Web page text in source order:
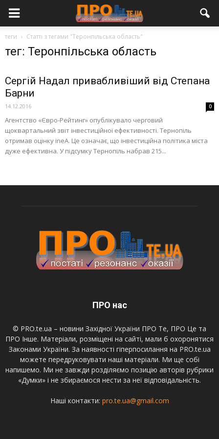
теги Статті з тегами "Теронпільська область"
тег: Теронпільська область
Сергій Надал привабливіший від Степана
Барни
14.12.2016 0
Агентство «Євро-Рейтинг» опублікувало черговий
щоквартальний звіт інвестиційної ефективності. Тернопіль
отримав оцінку ineA. Це означає, що інвестиційна політика міста
дуже ефективна. У підсумку Тернопіль набрав 215...
ПРО нас
© PRO.te.ua – новини Західної України ПРО Те, ПРО Це та
ПРО Інше. Матеріали, розміщені на сайті, мали б охоронятися
Законами України. За наявності гіперпосилання на PRO.te.ua
можете передруковувати наші матеріали. Ми ще собі
напишемо. Ми не завжди розділяємо позицію авторів рубрики
«Думки» і не збираємося нести за неї відповідальність.
Наші контакти: pro.te.ua@gmail.com